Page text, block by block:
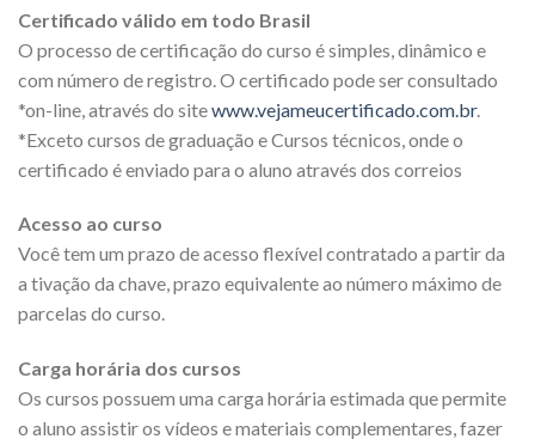
Certificado válido em todo Brasil
O processo de certificação do curso é simples, dinâmico e
com número de registro. O certificado pode ser consultado
*on-line, através do sitewww.vejameucertificado.com.br.
*Exceto cursos de graduação e Cursos técnicos, onde o
certificado é enviado para o aluno através dos correios
Acesso ao curso
Você tem um prazo de acesso flexível contratado a partir da
a tivação da chave, prazo equivalente ao número máximo de
parcelas do curso.
Carga horária dos cursos
Os cursos possuem uma carga horária estimada que permite
o aluno assistir os vídeos e materiais complementares, fazer